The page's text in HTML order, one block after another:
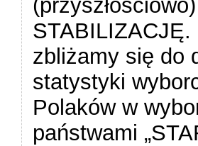
zbliżamy się do
statystyki
Polaków w
państwami